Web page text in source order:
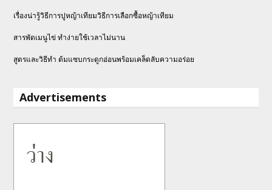
เรื่องน่ารู้วิธีการปูหญ้าเทียมวิธีการเลือกซื้อหญ้าเทียม
สารพัดเมนูไข่ ทำง่ายใช้เวลาไม่นาน
สูตรและวิธีทำ ต้มแซบกระดูกอ่อนพร้อมเคล็ดลับความอร่อย
Advertisements